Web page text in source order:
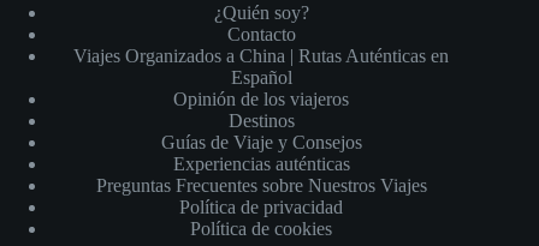
¿Quién soy?
Contacto
Viajes Organizados a China | Rutas Auténticas en
Español
Opinión de los viajeros
Destinos
Guías de Viaje y Consejos
Experiencias auténticas
Preguntas Frecuentes sobre Nuestros Viajes
Política de privacidad
Política de cookies